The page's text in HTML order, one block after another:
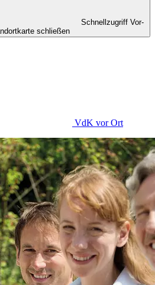
Schnellzugriff Vor-
schließen
VdK vor Ort